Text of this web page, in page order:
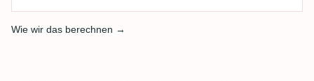
Wie wir das berechnen →